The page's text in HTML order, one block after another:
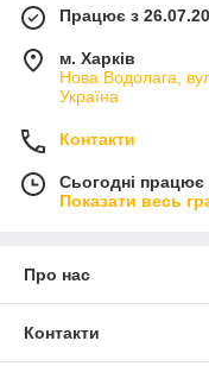
Працює з
м. Харків
Нова Водолага,
Україна
Контакти
Сьогодні працює
Показати весь
Про нас
Контакти